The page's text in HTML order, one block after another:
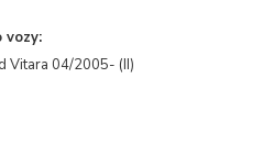
vozy:
Vitara 04/2005- (II)